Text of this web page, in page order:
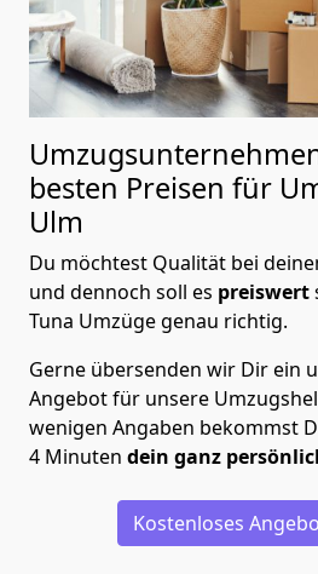
besten Preisen für
Ulm
Du möchtest Qualität bei
und dennoch soll es preiswert
Tuna Umzüge genau richtig.
Gerne übersenden wir Dir ein
Angebot für unsere
wenigen Angaben bekommst
4 Minuten dein ganz
Kostenloses